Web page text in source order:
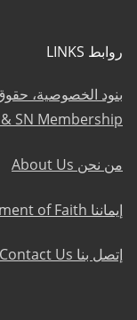
روابط LINKS
بنود الخصوصية،
SN Membership
من نحن About Us
إيماننا Statement of Faith
إتصل بنا Contact Us